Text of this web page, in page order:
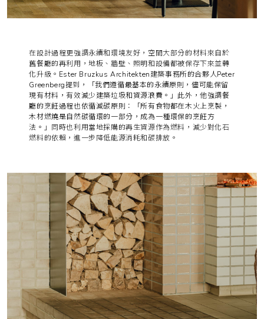
在設計過程更強調永續和環境友好，空間大部分的材料來自於
舊餐廳的再利用，地板、牆壁、照明和設備都被保存下來並轉
化升級。 Ester Bruzkus Architekten建築事務所的合夥人Peter
Greenberg提到，「我們遵循最基本的永續原則，儘可能保留
現有材料，有效減少建築垃圾和資源浪費。」此外，他強調餐
廳的烹飪過程也依循減碳原則：「所有食物都在木火上烹製，
木材燃燒是自然碳循環的一部分，成為一種環保的烹飪方
法。」 同時也利用當地採購的再生資源作為燃料，減少對化石
燃料的依賴，進一步降低能源消耗和碳排放。